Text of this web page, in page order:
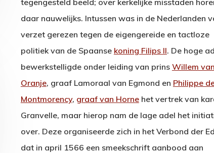
daar nauwelijks. Intussen was in de Nederlanden
verzet gerezen tegen de eigengereide en tactloze
politiek van de Spaanse koning Filips II. De hoge
bewerkstelligde onder leiding van prins Willem van
Oranje, graaf Lamoraal van Egmond en Philippe
Montmorency, graaf van Hornehet vertrek van
Granvelle, maar hierop nam de lage adel het
over. Deze organiseerde zich in het Verbond der
dat in april 1566 een smeekschrift aanbood aan